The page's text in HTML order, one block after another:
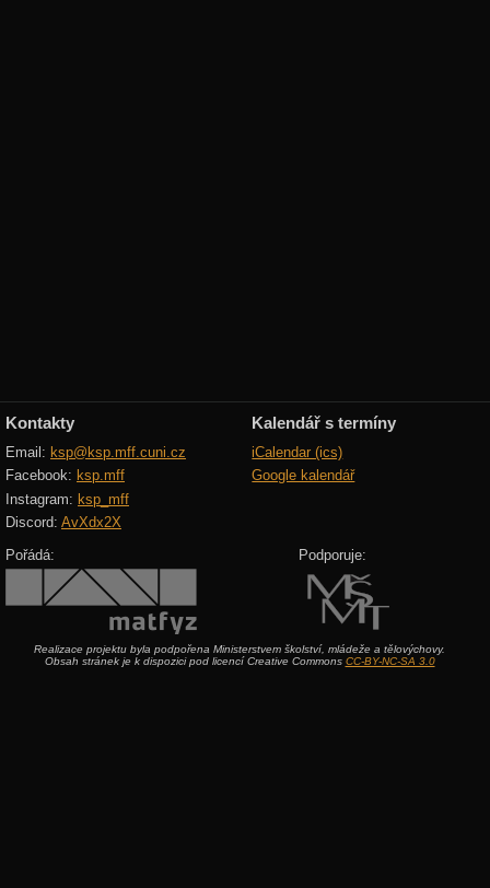
Kontakty
Email: ksp@ksp.mff.cuni.cz
Facebook: ksp.mff
Instagram: ksp_mff
Discord: AvXdx2X
Kalendář s termíny
iCalendar (ics)
Google kalendář
Pořádá: Podporuje:
Realizace projektu byla podpořena Ministerstvem školství, mládeže a tělovýchovy.
Obsah stránek je k dispozici pod licencí Creative Commons CC-BY-NC-SA 3.0